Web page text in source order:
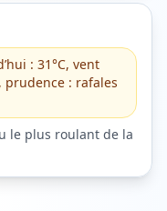
: 31°C, vent
prudence : rafales
le plus roulant de la